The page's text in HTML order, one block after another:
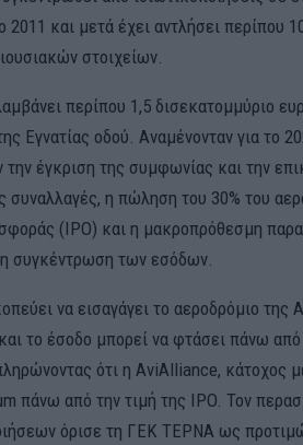
2011 και μετά έχει αντλήσει περίπου
στοιχείων.
περίπου 1,5 δισεκατομμύριο
Εγνατίας οδού. Αναμένονταν για το
την έγκριση της συμφωνίας και την
συναλλαγές, η πώληση του 30% του
(IPO) και η μακροπρόθεσμη
συγκέντρωση των εσόδων.
να εισαγάγει το αεροδρόμιο της
το έσοδο μπορεί να φτάσει πάνω
ότι η AviAlliance, κάτοχος
πάνω από την τιμή της IPO. Τον
όρισε τη ΓΕΚ ΤΕΡΝΑ ως